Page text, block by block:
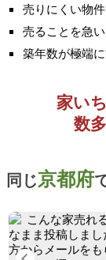
売りにくい物件
売ることを急
築年数が極端
家い
数
同じ京都府